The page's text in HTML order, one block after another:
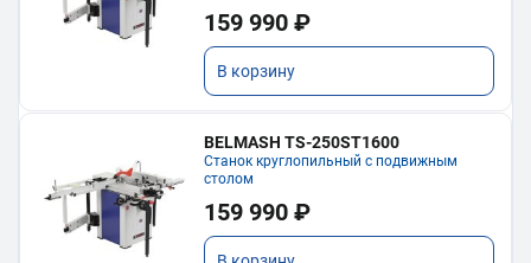
159 990 ₽
В корзину
BELMASH TS-250ST1600
Станок круглопильный с подвижным
столом
159 990 ₽